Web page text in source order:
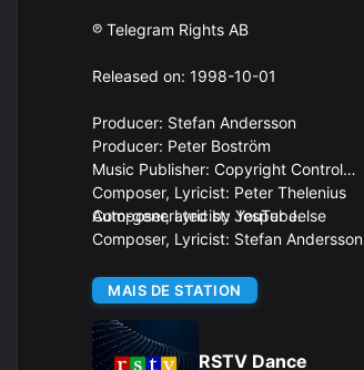
℗ Telegram Rights AB
Released on: 1998-10-01
Producer: Stefan Andersson
Producer: Peter Boström
Music Publisher: Copyright Control
Composer, Lyricist: Peter Thelenius
Composer, Lyricist: Jesper Jelse
Composer, Lyricist: Stefan Andersson
Auto-generated by YouTube.
MAIS DE STATION
RSTV Dance